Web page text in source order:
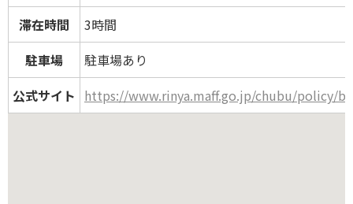
滞在時間
3時間
駐車場
駐車場あり
公式サイト https://www.rinya.maff.go.jp/chubu/policy/